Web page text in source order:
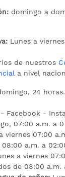
domingo a
Lunes a
de nuestros
a nivel
24 horas.
- Facebook -
07:00 a.m. a
viernes 07:00
a.m. a
a viernes
de 08:00 a.m.